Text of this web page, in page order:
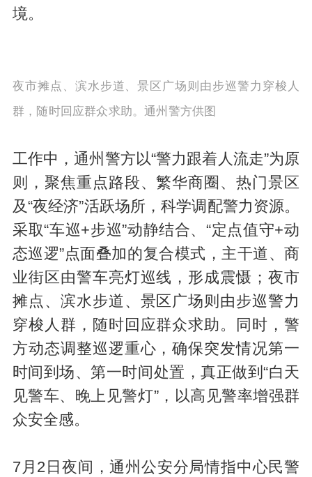
境。
夜市摊点、滨水步道、景区广场则由步巡警力穿梭人
群，随时回应群众求助。通州警方供图
工作中，通州警方以“警力跟着人流走”为原
则，聚焦重点路段、繁华商圈、热门景区
及“夜经济”活跃场所，科学调配警力资源。
采取“车巡+步巡”动静结合、“定点值守+动
态巡逻”点面叠加的复合模式，主干道、商
业街区由警车亮灯巡线，形成震慑；夜市
摊点、滨水步道、景区广场则由步巡警力
穿梭人群，随时回应群众求助。同时，警
方动态调整巡逻重心，确保突发情况第一
时间到场、第一时间处置，真正做到“白天
见警车、晚上见警灯”，以高见警率增强群
众安全感。
7月2日夜间，通州公安分局情指中心民警